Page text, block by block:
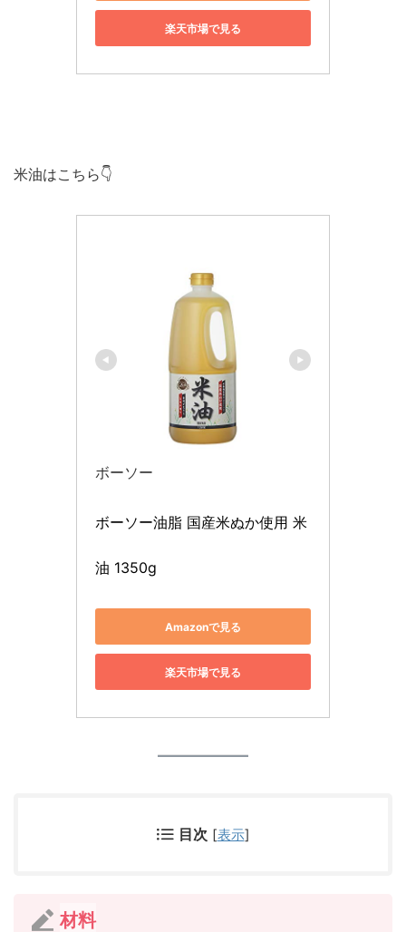
楽天市場で見る
米油はこちら👇
ボーソー
ボーソー油脂 国産米ぬか使用 米
油 1350g
Amazonで見る
楽天市場で見る
目次 [表示]
材料